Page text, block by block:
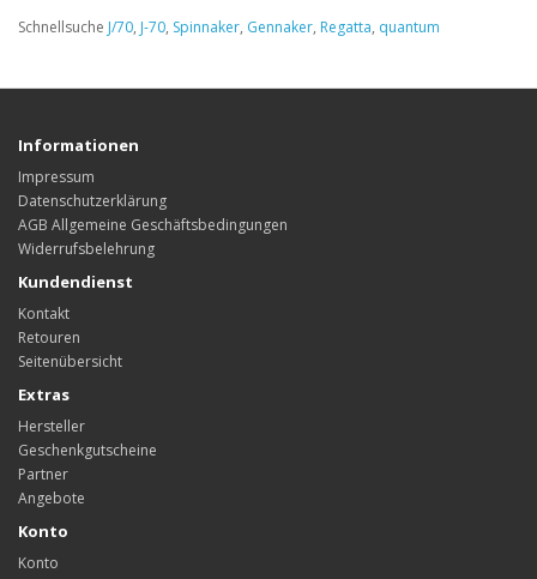
Schnellsuche J/70, J-70, Spinnaker, Gennaker, Regatta, quantum
Informationen
Impressum
Datenschutzerklärung
AGB Allgemeine Geschäftsbedingungen
Widerrufsbelehrung
Kundendienst
Kontakt
Retouren
Seitenübersicht
Extras
Hersteller
Geschenkgutscheine
Partner
Angebote
Konto
Konto